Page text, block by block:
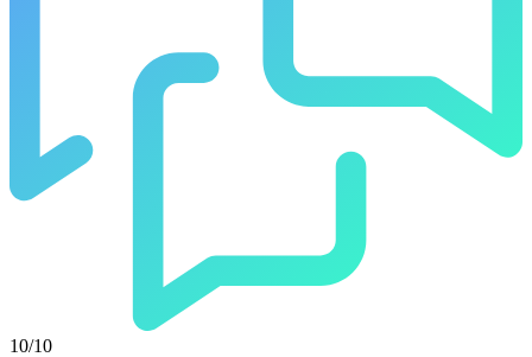
10/10